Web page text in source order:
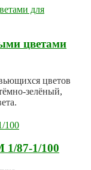
цветами
цветов
зелёный,
1/87-1/100